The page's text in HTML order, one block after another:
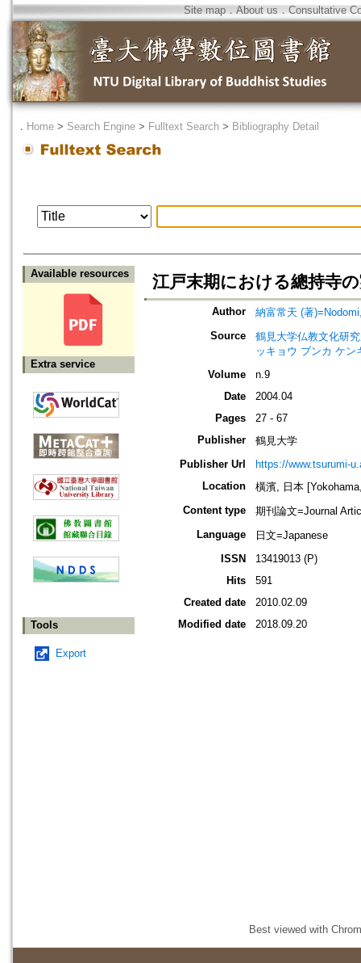
Site map．About us ． Consultative
． Home > Search Engine > Fulltext Search > Bibliography Detail
Available resources
Extra service
Tools
Export
江戸末期における總持寺
Author
納富常天 (著
Source
鶴見大学仏教文化研
ッキョウ ブンカ ケン
Volume
n.9
Date
2004.04
Pages
27 - 67
Publisher
鶴見大学
Publisher Url
https://www.tsurumi-
Location
橫濱, 日本
Content type
期刊論文=Journal
Language
日文=Japanese
ISSN
13419013 (P)
Hits
591
Created date
2010.02.09
Modified date
2018.09.20
Best viewed with